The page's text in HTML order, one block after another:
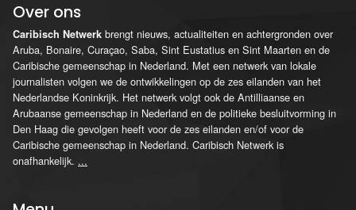
Over ons
Caribisch Netwerk brengt nieuws, actualiteiten en achtergronden over
Aruba, Bonaire, Curaçao, Saba, Sint Eustatius en Sint Maarten en de
Caribische gemeenschap in Nederland. Met een netwerk van lokale
journalisten volgen we de ontwikkelingen op de zes eilanden van het
Nederlandse Koninkrijk. Het netwerk volgt ook de Antilliaanse en
Arubaanse gemeenschap in Nederland en de politieke besluitvorming in
Den Haag die gevolgen heeft voor de zes eilanden en/of voor de
Caribische gemeenschap in Nederland. Caribisch Netwerk is
onafhankelijk. ...